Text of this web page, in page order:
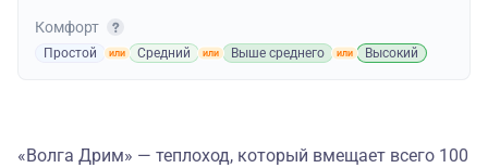
Комфорт
Простой Средний Выше среднего Высокий
«Волга Дрим» — теплоход, который вмещает всего 100